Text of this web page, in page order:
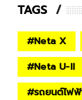
TAGS
#Neta X
#Neta U-II
#รถยนต์ไฟฟ้